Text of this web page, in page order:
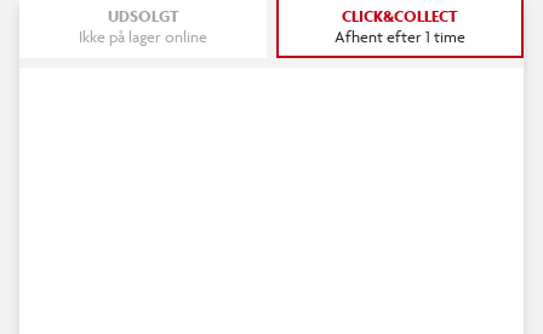
UDSOLGT
Ikke på lager online
CLICK&COLLECT
Afhent efter 1 time